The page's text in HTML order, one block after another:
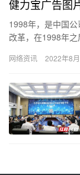
健力宝广告图
1998年，是中国
改革，在1998年
网络资讯 2022年8